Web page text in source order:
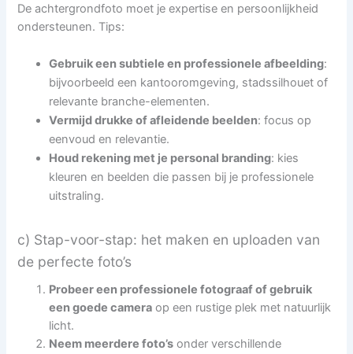
De achtergrondfoto moet je expertise en persoonlijkheid
ondersteunen. Tips:
Gebruik een subtiele en professionele afbeelding:
bijvoorbeeld een kantooromgeving, stadssilhouet of
relevante branche-elementen.
Vermijd drukke of afleidende beelden: focus op
eenvoud en relevantie.
Houd rekening met je personal branding: kies
kleuren en beelden die passen bij je professionele
uitstraling.
c) Stap-voor-stap: het maken en uploaden van
de perfecte foto’s
Probeer een professionele fotograaf of gebruik
een goede camera op een rustige plek met natuurlijk
licht.
Neem meerdere foto’s onder verschillende